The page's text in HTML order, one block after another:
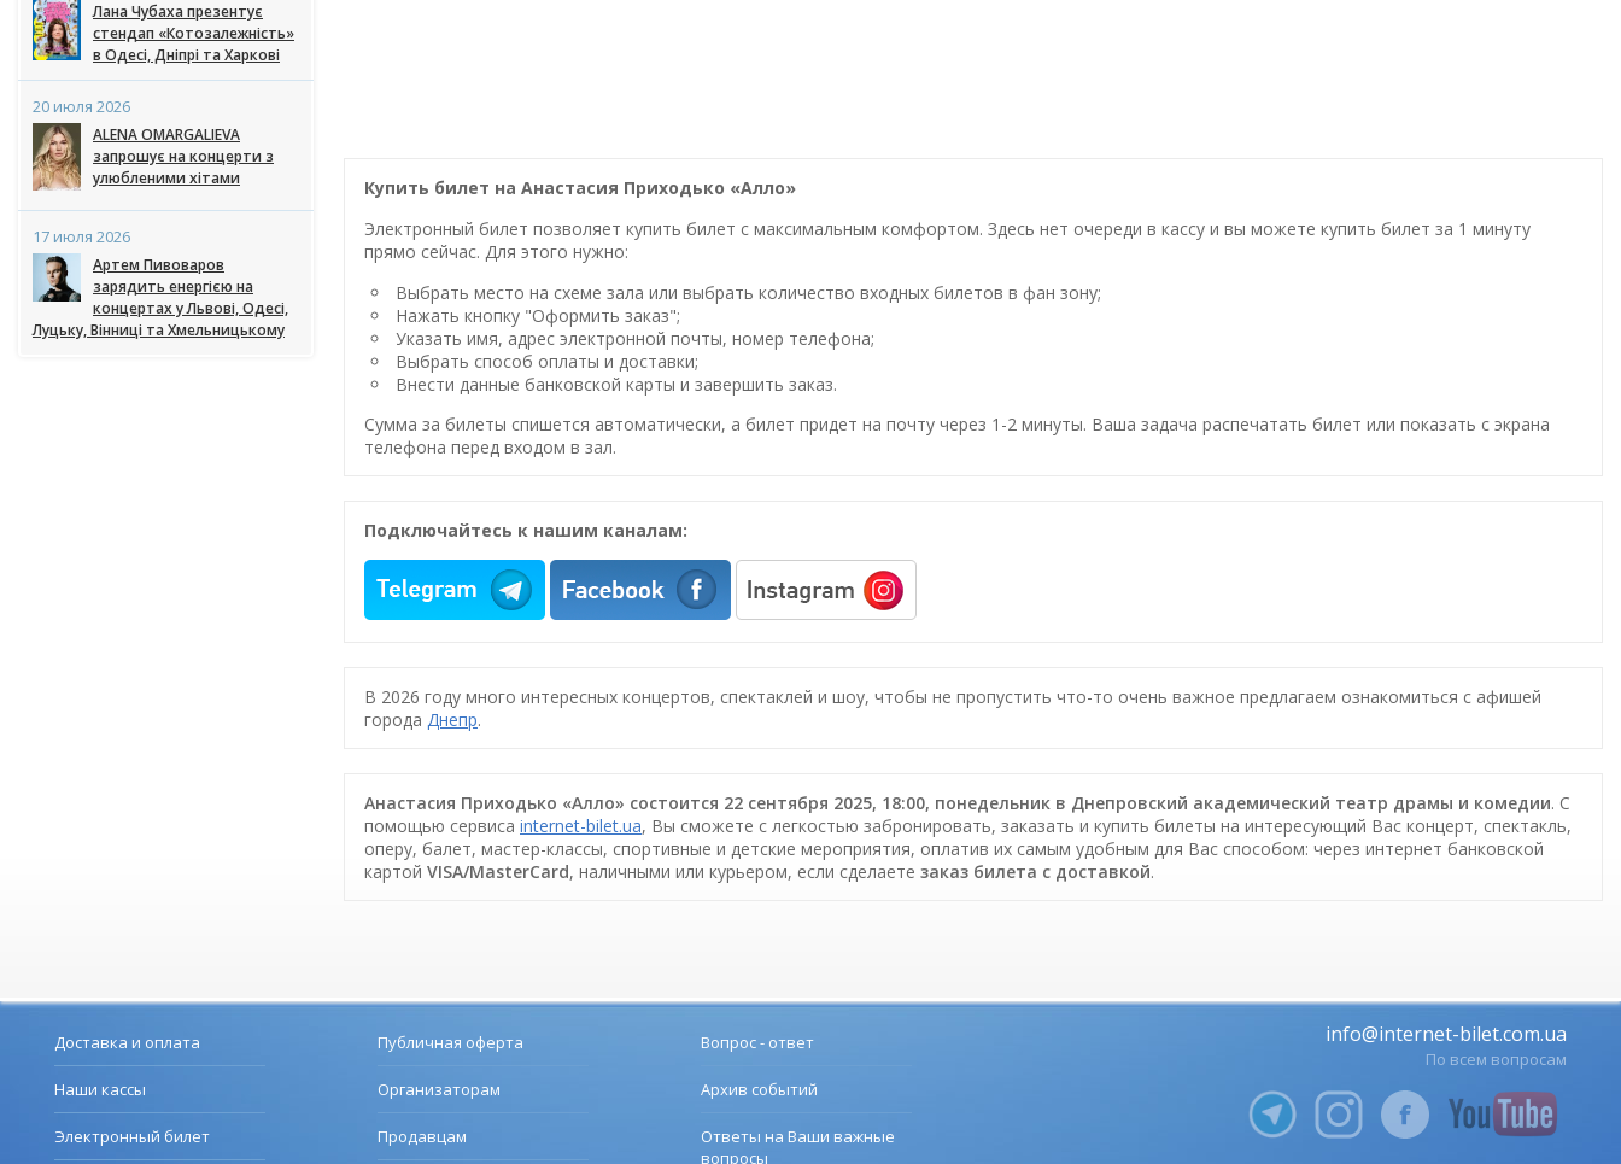
Лана Чубаха презентує
стендап «Котозалежність»
в Одесі, Дніпрі та Харкові
20 июля 2026
ALENA OMARGALIEVA
запрошує на концерти з
улюбленими хітами
17 июля 2026
Артем Пивоваров
зарядить енергією на
концертах у Львові, Одесі,
Луцьку, Вінниці та Хмельницькому
Купить билет на Анастасия Приходько «Алло»
Электронный билет позволяет купить билет с максимальным комфортом. Здесь нет очереди в кассу и вы можете купить билет за 1 минуту
прямо сейчас. Для этого нужно:
Выбрать место на схеме зала или выбрать количество входных билетов в фан зону;
Нажать кнопку "Оформить заказ";
Указать имя, адрес электронной почты, номер телефона;
Выбрать способ оплаты и доставки;
Внести данные банковской карты и завершить заказ.
Сумма за билеты спишется автоматически, а билет придет на почту через 1-2 минуты. Ваша задача распечатать билет или показать с экрана
телефона перед входом в зал.
Подключайтесь к нашим каналам:
В 2026 году много интересных концертов, спектаклей и шоу, чтобы не пропустить что-то очень важное предлагаем ознакомиться с афишей
города Днепр.
Анастасия Приходько «Алло» состоится 22 сентября 2025, 18:00, понедельник в Днепровский академический театр драмы и комедии. С
помощью сервиса internet-bilet.ua, Вы сможете с легкостью забронировать, заказать и купить билеты на интересующий Вас концерт, спектакль,
оперу, балет, мастер-классы, спортивные и детские мероприятия, оплатив их самым удобным для Вас способом: через интернет банковской
картой VISA/MasterCard, наличными или курьером, если сделаете заказ билета c доставкой.
Доставка и оплата
Наши кассы
Электронный билет
Публичная оферта
Организаторам
Продавцам
Вопрос - ответ
Архив событий
Ответы на Ваши важные
вопросы
info@internet-bilet.com.ua
По всем вопросам